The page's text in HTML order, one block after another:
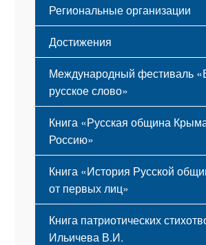
Региональные организации
Достижения
Международный фестиваль
русское слово»
Книга «Русская община
Россию»
Книга «История Русской
от первых лиц»
Книга патриотических
Ильичева В.И.